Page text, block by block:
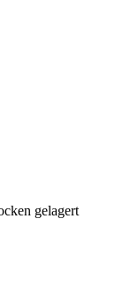
gelagert